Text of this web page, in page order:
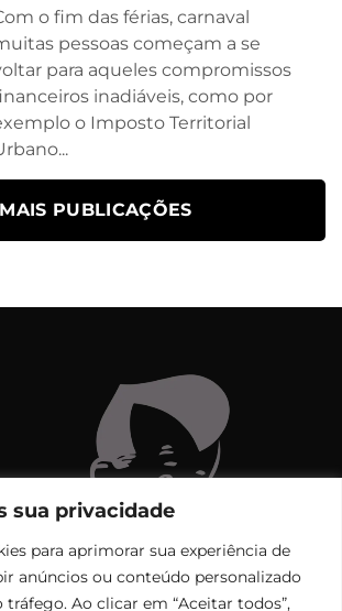
sua privacidade
para aprimorar sua experiência de
anúncios ou conteúdo personalizado
tráfego. Ao clicar em “Aceitar todos”,
o fim das férias, carnaval
pessoas começam a se
para aqueles compromissos
inadiáveis, como por
o Imposto Territorial
MAIS PUBLICAÇÕES